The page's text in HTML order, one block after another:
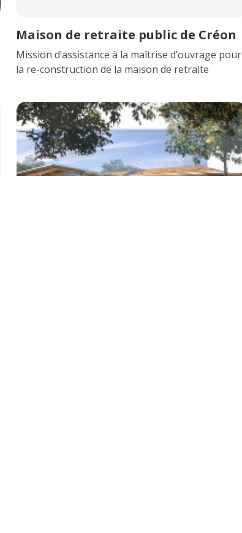
Maison de retraite public de Créon
Mission d’assistance à la maîtrise d’ouvrage pour
la re-construction de la maison de retraite